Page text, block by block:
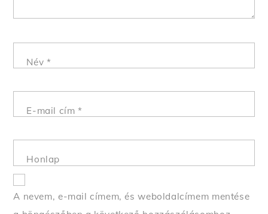
Név *
E-mail cím*
Honlap
A nevem, e-mail címem, és weboldalcímem mentése